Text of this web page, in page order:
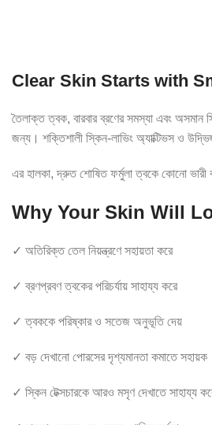
Clear Skin Starts with
তৈলাক্ত ত্বক, বারবার ব্রণের সমস্যা এবং অসমান
জন্য। শক্তিশালী স্কিন-লাভিং অ্যাক্টিভস ও
এর হালকা, দ্রুত শোষিত ফর্মুলা ত্বকে কোনো ভারী
Why Your Skin Will
✓ অতিরিক্ত তেল নিয়ন্ত্রণে সহায়তা করে
✓ ব্রণপ্রবণ ত্বকের পরিচর্যায় সাহায্য করে
✓ ত্বককে পরিষ্কার ও সতেজ অনুভূতি দেয়
✓ বড় দেখানো পোরসের দৃশ্যমানতা কমাতে সহায়ক
✓ স্কিন টেক্সচারকে আরও মসৃণ দেখাতে সাহায্য